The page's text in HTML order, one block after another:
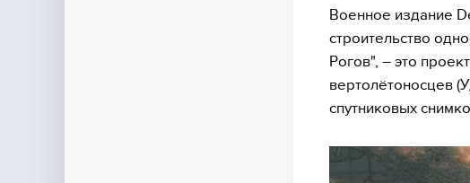
Военное издание
строительство
Рогов", – это
вертолётоносцев
спутниковых